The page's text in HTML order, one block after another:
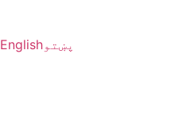
پښتوEnglish